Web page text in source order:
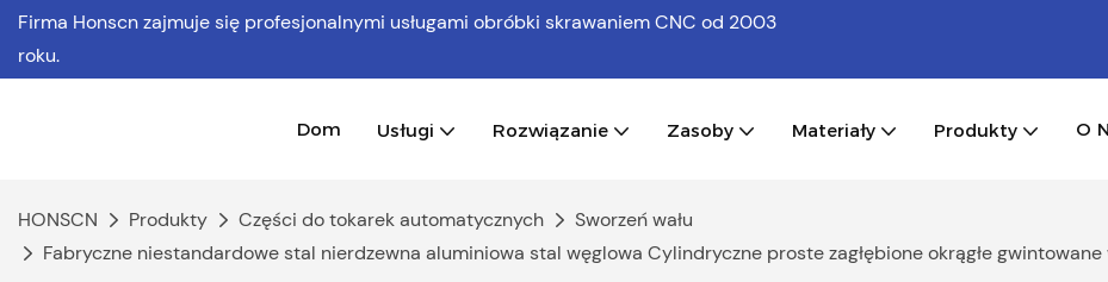
Firma Honscn zajmuje się profesjonalnymi usługami obróbki skrawaniem CNC od 2003
roku.
Dom Usługi Rozwiązanie Zasoby Materiały Produkty O
HONSCN Produkty Części do tokarek automatycznych
Sworzeń wału
Fabryczne niestandardowe stal nierdzewna aluminiowa stal węglowa Cylindryczne proste zagłębione okrągłe gwintowane